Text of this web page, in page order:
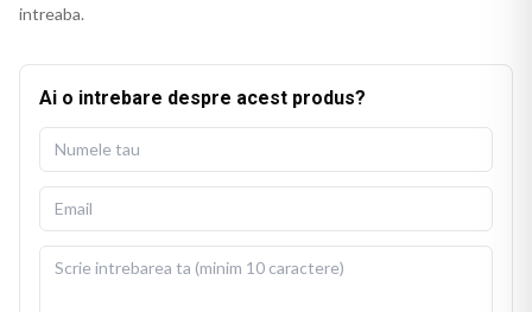
intreaba.
Ai o intrebare despre acest produs?